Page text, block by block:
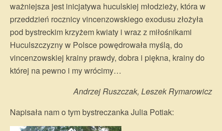
ważniejsza jest inicjatywa huculskiej młodzieży, która w
przeddzień rocznicy vincenzowskiego exodusu złożyła
pod bystreckim krzyżem kwiaty i wraz z miłośnikami
Huculszczyzny w Polsce powędrowała myślą, do
vincenzowskiej krainy prawdy, dobra i piękna, krainy do
której na pewno i my wrócimy…
Andrzej Ruszczak, Leszek Rymarowicz
Napisała nam o tym bystreczanka Julia Potiak: